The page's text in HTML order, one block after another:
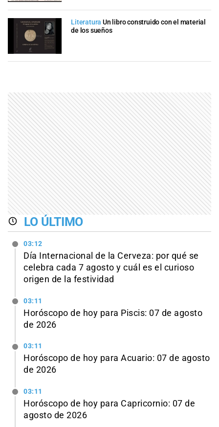
Literatura Un libro construido con el material
de los sueños
LO ÚLTIMO
03:12
Día Internacional de la Cerveza: por qué se
celebra cada 7 agosto y cuál es el curioso
origen de la festividad
03:11
Horóscopo de hoy para Piscis: 07 de agosto
de 2026
03:11
Horóscopo de hoy para Acuario: 07 de agosto
de 2026
03:11
Horóscopo de hoy para Capricornio: 07 de
agosto de 2026